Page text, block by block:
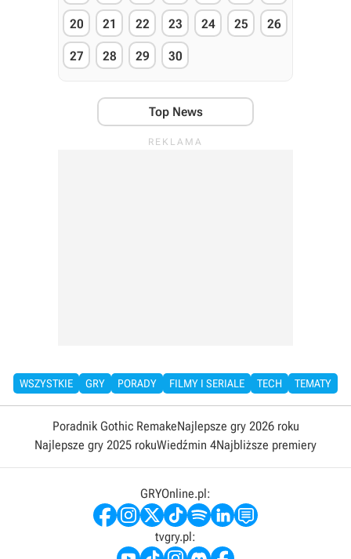
20 21 22 23 24 25 26
27 28 29 30
Top News
WSZYSTKIE GRY PORADY FILMY I SERIALE TECH TEMATY
Poradnik Gothic RemakeNajlepsze gry 2026 roku
Najlepsze gry 2025 rokuWiedźmin 4Najbliższe premiery
GRYOnline.pl:
tvgry.pl: